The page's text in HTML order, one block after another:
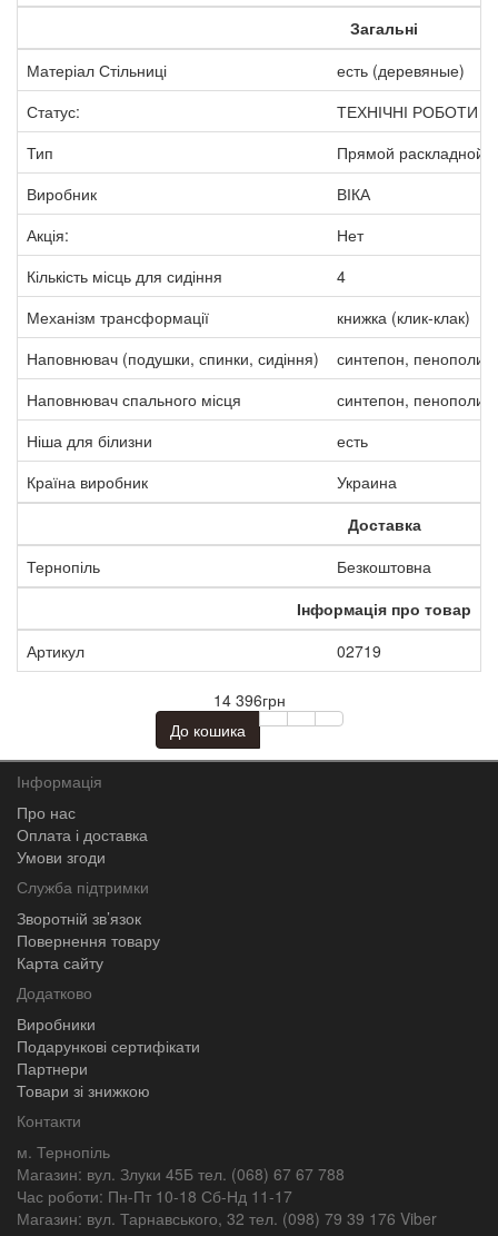
Загальні
Матеріал Стільниці
есть (деревяные)
Статус:
ТЕХНІЧНІ РОБОТИ
Тип
Прямой раскладной
Виробник
ВІКА
Акція:
Нет
Кількість місць для сидіння
4
Механізм трансформації
книжка (клик-клак)
Наповнювач (подушки, спинки, сидіння)
синтепон,
Наповнювач спального місця
синтепон,
Ніша для білизни
есть
Країна виробник
Украина
Доставка
Тернопіль
Безкоштовна
Інформація про товар
Артикул
02719
14 396грн
До кошика
Інформація
Про нас
Оплата і доставка
Умови згоди
Служба підтримки
Зворотній зв’язок
Повернення товару
Карта сайту
Додатково
Виробники
Подарункові сертифікати
Партнери
Товари зі знижкою
Контакти
м. Тернопіль
Магазин: вул. Злуки 45Б тел. (068) 67 67 788
Час роботи: Пн-Пт 10-18 Сб-Нд 11-17
Магазин: вул. Тарнавського, 32 тел. (098) 79 39 176 Viber